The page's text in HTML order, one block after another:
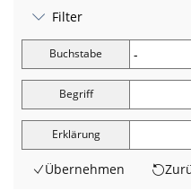
Filter
Buchstabe
Begriff
Erklärung
Übernehmen